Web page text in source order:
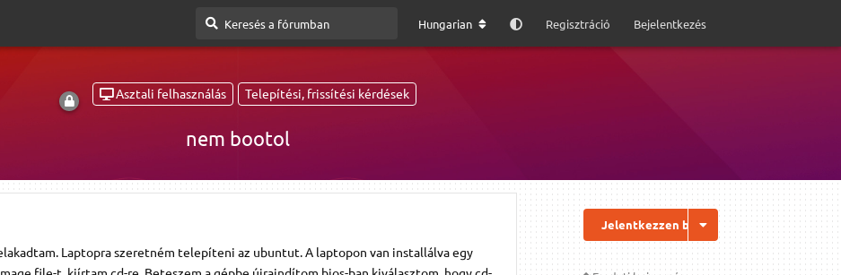
Hungarian Regisztráció Bejelentkezés
Asztali felhasználás Telepítési, frissítési kérdések
nem bootol
Jelentkezzen be a válaszhoz
Laptopra szeretném telepíteni az ubuntut. A laptopon van installálva egy